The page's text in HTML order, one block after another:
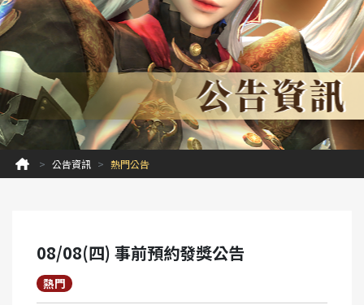
公告資訊 熱門公告
08/08(四) 事前預約發獎公告
熱門